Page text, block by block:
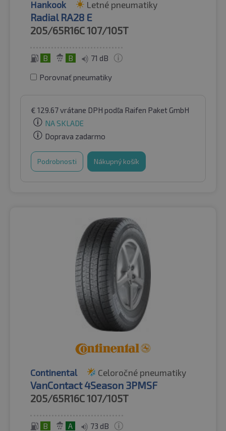
Hankook Letné pneumatiky
Radial RA28 E
205/65R16C107/105T
B B 71 dB
Porovnať pneumatiky
€ 129.67vrátane DPH podľa Raifen Paket GmbH
NA SKLADE
Doprava zadarmo
Podrobnosti Nákupný košík
Continental Celoročné pneumatiky
VanContact 4Season 3PMSF
205/65R16C107/105T
B A 73 dB